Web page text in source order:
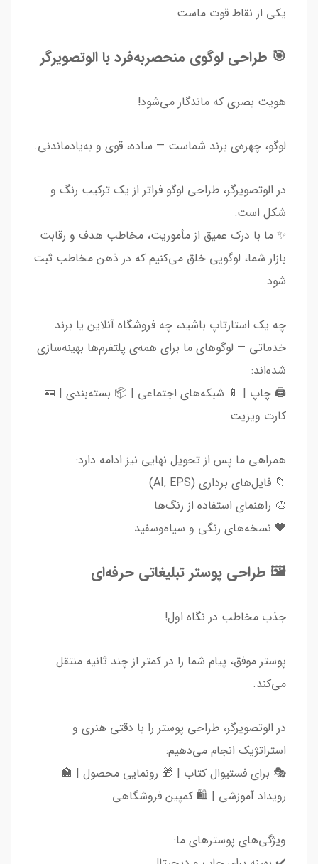
یکی از نقاط قوت ماست.
🎯 طراحی لوگوی منحصربه‌فرد با الوتصویرگر
هویت بصری که ماندگار می‌شود!
لوگو، چهره‌ی برند شماست — ساده، قوی و به‌یادماندنی.
در الوتصویرگر، طراحی لوگو فراتر از یک ترکیب رنگ و
شکل است:
✨ ما با درک عمیق از مأموریت، مخاطب هدف و رقابت
بازار شما، لوگویی خلق می‌کنیم که در ذهن مخاطب ثبت
شود.
چه یک استارتاپ باشید، چه فروشگاه آنلاین یا برند
خدماتی — لوگوهای ما برای همه‌ی پلتفرم‌ها بهینه‌سازی
شده‌اند:
🖨️ چاپ | 📱 شبکه‌های اجتماعی | 📦 بسته‌بندی | 🪪
کارت ویزیت
همراهی ما پس از تحویل نهایی نیز ادامه دارد:
📁 فایل‌های برداری (AI, EPS)
🎨 راهنمای استفاده از رنگ‌ها
🖤 نسخه‌های رنگی و سیاه‌وسفید
🖼️ طراحی پوستر تبلیغاتی حرفه‌ای
جذب مخاطب در نگاه اول!
پوستر موفق، پیام شما را در کمتر از چند ثانیه منتقل
می‌کند.
در الوتصویرگر، طراحی پوستر را با دقتی هنری و
استراتژیک انجام می‌دهیم:
🎭 برای فستیوال کتاب | 🎁 رونمایی محصول | 🏫
رویداد آموزشی | 🛍️ کمپین فروشگاهی
ویژگی‌های پوسترهای ما: